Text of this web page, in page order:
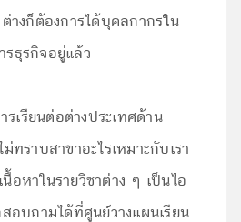
างก็ต้องการได้บุคลกากรใน
รธุรกิจอยู่แล้ว
รียนต่อต่างประเทศด้าน
ทราบสาขาอะไรเหมาะกับเรา
อหาในรายวิชาต่าง ๆ เป็นไอ
สอบถามได้ที่ศูนย์วางแผนเรียน